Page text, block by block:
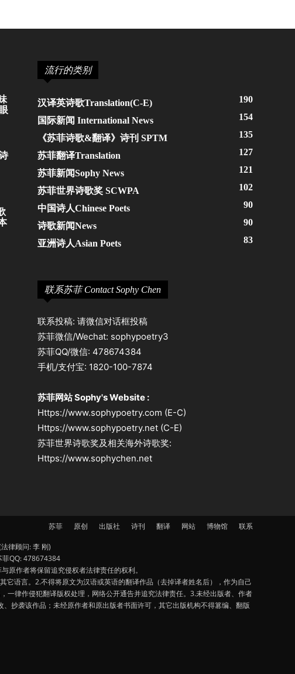
流行的类别
汉译英诗歌Translation(C-E) 190
国际新闻 International News 154
《苏菲诗歌&翻译》诗刊 SPTM 135
苏菲翻译Translation 127
苏菲新闻Sophy News 121
苏菲世界诗歌奖 SCWPA 102
中国诗人Chinese Poets 90
诗歌新闻News 90
亚洲诗人Asian Poets 83
联系苏菲 Contact Sophy Chen
联系投稿: 请微信对话框投稿
苏菲微信/Wechat: sophypoetry3
苏菲QQ/微信: 478674384
手机/支付宝: 1820-100-7874
苏菲网站 Sophy's Website :
Https://www.sophypoetry.com (E-C)
Https://www.sophypoetry.net (C-E)
苏菲世界诗歌奖及相关海外诗歌奖:
Https://www.sophychen.net
苏菲 原创 出版社 诗刊 翻译 网站 博物馆 联系
律顾问: 李 刚)
QQ: 478674384
原作者将保留追究侵权者法律责任的权利。
语言。2.不得将原文为汉语或英语的翻译作品（去掉译者姓名后），作为自己
一律作侵犯翻译版权处理，网络公开通告并追究法律责任。3.未经出版者、作者
抄袭该作品；未经原作者和原出版者书面许可，其它出版机构不得篡编、翻版